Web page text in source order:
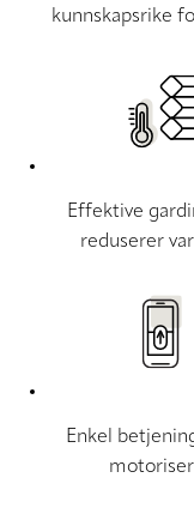
kunnskapsrike
Effektive
reduserer
Enkel